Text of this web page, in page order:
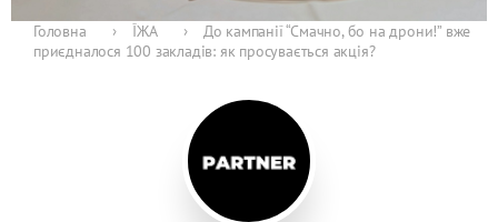
Головна › ЇЖА ›
До кампанії “Смачно, бо на дрони!” вже
приєдналося 100 закладів: як просувається акція?